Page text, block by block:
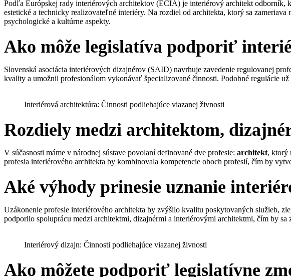
Podľa Európskej rady interiérových architektov (ECIA) je interiérový architekt
estetické a technicky realizovateľné interiéry. Na rozdiel od architekta, ktorý sa
psychologické a kultúrne aspekty.
Ako môže legislatíva podporiť
Slovenská asociácia interiérových dizajnérov (SAID) navrhuje zavedenie regulovanej
kvality a umožnil profesionálom vykonávať špecializované činnosti. Podobné regulácie
Interiérová architektúra: Činnosti podliehajúce viazanej živnosti
Rozdiely medzi architektom,
V súčasnosti máme v národnej sústave povolaní definované dve profesie: architekt, ktorý
profesia interiérového architekta by kombinovala kompetencie oboch profesií, čím by
Aké výhody prinesie uznanie
Uzákonenie profesie interiérového architekta by zvýšilo kvalitu poskytovaných služieb,
podporilo spoluprácu medzi architektmi, dizajnérmi a interiérovými architektmi, čím by
Interiérový dizajn: Činnosti podliehajúce viazanej živnosti
Ako môžete podporiť legislatívne